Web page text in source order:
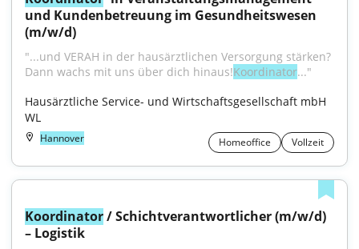
und Kundenbetreuung im Gesundheitswesen
(m/w/d)
"...und VERAH in der hausärztlichen Versorgung stärken?
Dann wachs mit uns über dich hinaus!Koordinator..."
Hausärztliche Service- und Wirtschaftsgesellschaft mbH
WL
Hannover Homeoffice Vollzeit
Koordinator / Schichtverantwortlicher (m/w/d)
– Logistik